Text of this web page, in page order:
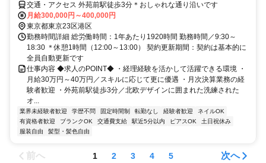
交通・アクセス 外苑前駅徒歩3分＊おしゃれな通り沿いです
月給300,000円～400,000円
東京都東京23区港区
勤務時間詳細 総労働時間：1年あたり1920時間 勤務時間／9:30～
18:30 ＊休憩1時間（12:00～13:00） 契約更新期間：契約は基本的に
全員自動更新です
仕事内容 ◆求人のPOINT◆ ・経理経験を活かして活躍できる環境 ・
月給30万円～40万円／スキルに応じて更に優遇 ・月次決算業務の経
験者歓迎 ・外苑前駅徒歩3分／北欧デザインに囲まれた洗練された
オ...
業界未経験者歓迎 学歴不問 固定時間制 転勤なし 経験者歓迎
ネイルOK
有資格者歓迎
ブランクOK 交通費支給 駅近5分以内 ピアスOK
土日祝休み
服装自由
髪型・髪色自由
前へ 1 2 3 4 5 次へ